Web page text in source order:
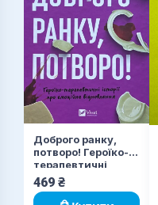
Доброго ранку,
потворо! Героїко-
терапевтичні
історії про
емоційне
469 ₴